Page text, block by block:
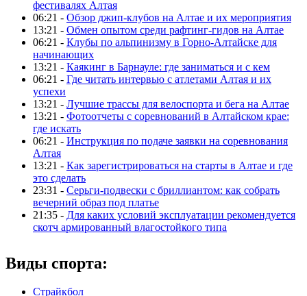
фестивалях Алтая
06:21 - Обзор джип-клубов на Алтае и их мероприятия
13:21 - Обмен опытом среди рафтинг-гидов на Алтае
06:21 - Клубы по альпинизму в Горно-Алтайске для
начинающих
13:21 - Каякинг в Барнауле: где заниматься и с кем
06:21 - Где читать интервью с атлетами Алтая и их
успехи
13:21 - Лучшие трассы для велоспорта и бега на Алтае
13:21 - Фотоотчеты с соревнований в Алтайском крае:
где искать
06:21 - Инструкция по подаче заявки на соревнования
Алтая
13:21 - Как зарегистрироваться на старты в Алтае и где
это сделать
23:31 - Серьги-подвески с бриллиантом: как собрать
вечерний образ под платье
21:35 - Для каких условий эксплуатации рекомендуется
скотч армированный влагостойкого типа
Виды спорта:
Страйкбол